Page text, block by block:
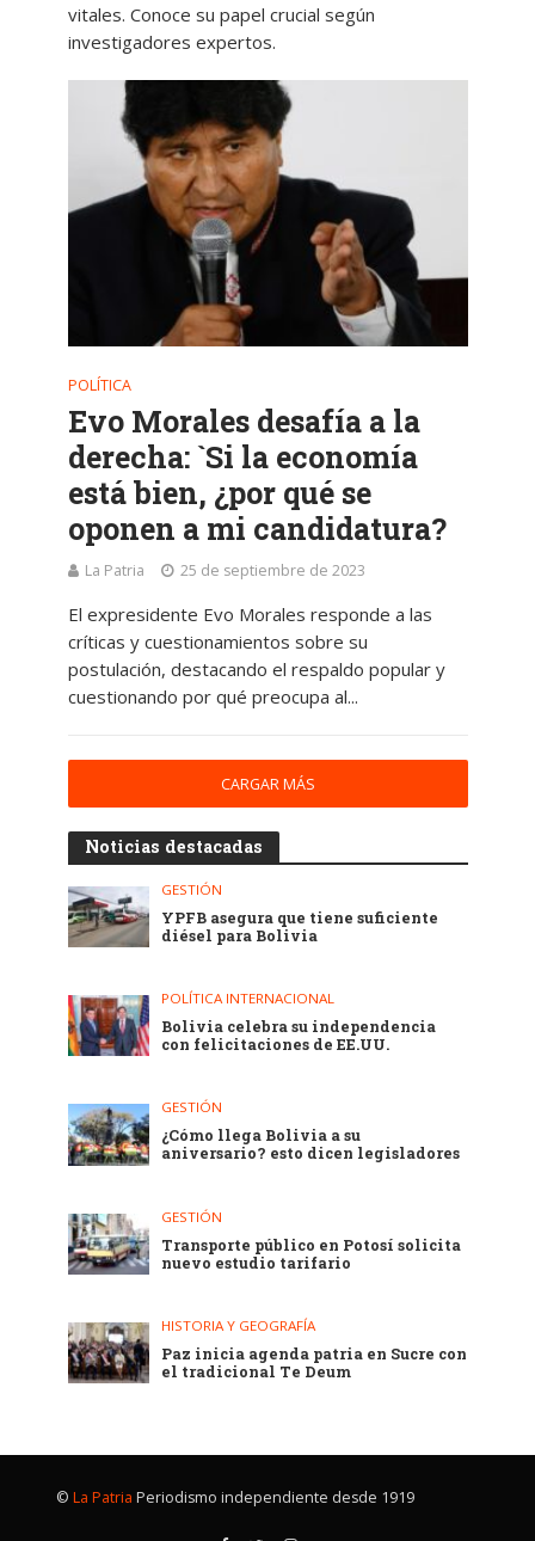
vitales. Conoce su papel crucial según
investigadores expertos.
POLÍTICA
Evo Morales desafía a la
derecha: `Si la economía
está bien, ¿por qué se
oponen a mi candidatura?
La Patria 25 de septiembre de 2023
El expresidente Evo Morales responde a las
críticas y cuestionamientos sobre su
postulación, destacando el respaldo popular y
cuestionando por qué preocupa al...
CARGAR MÁS
Noticias destacadas
GESTIÓN
YPFB asegura que tiene suficiente
diésel para Bolivia
POLÍTICA INTERNACIONAL
Bolivia celebra su independencia
con felicitaciones de EE.UU.
GESTIÓN
¿Cómo llega Bolivia a su
aniversario? esto dicen legisladores
GESTIÓN
Transporte público en Potosí solicita
nuevo estudio tarifario
HISTORIA Y GEOGRAFÍA
Paz inicia agenda patria en Sucre con
el tradicional Te Deum
© La Patria Periodismo independiente desde 1919